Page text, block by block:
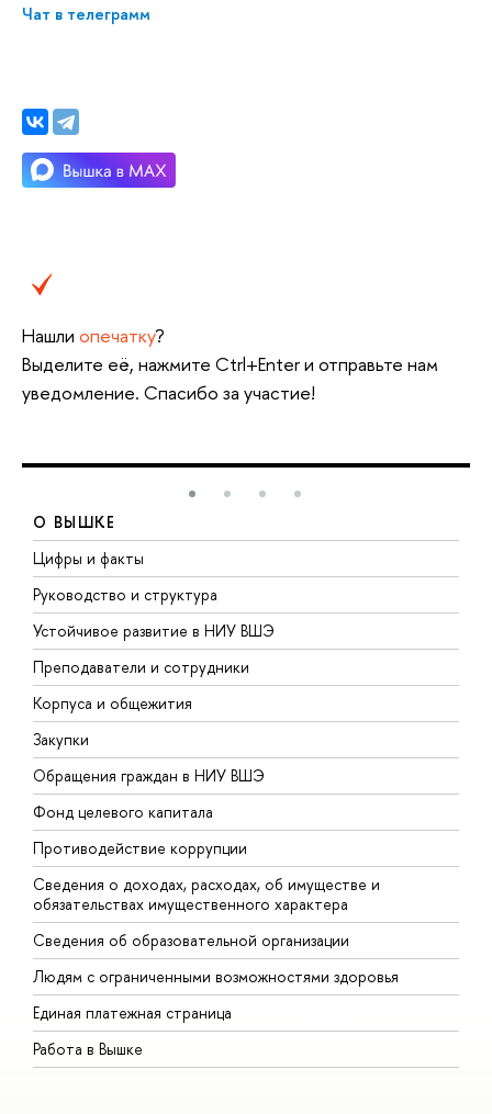
Чат в телеграмм
Нашли опечатку?
Выделите её, нажмите Ctrl+Enter и отправьте нам
уведомление. Спасибо за участие!
О ВЫШКЕ
Цифры и факты
Руководство и структура
Устойчивое развитие в НИУ ВШЭ
Преподаватели и сотрудники
Корпуса и общежития
Закупки
Обращения граждан в НИУ ВШЭ
Фонд целевого капитала
Противодействие коррупции
Сведения о доходах, расходах, об имуществе и
обязательствах имущественного характера
Сведения об образовательной организации
Людям с ограниченными возможностями здоровья
Единая платежная страница
Работа в Вышке